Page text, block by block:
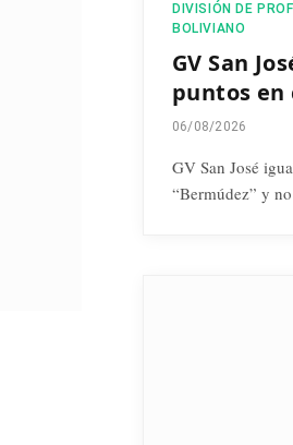
DIVISIÓN DE
BOLIVIANO
GV San
puntos en
06/08/2026
GV San José
“Bermúdez” y